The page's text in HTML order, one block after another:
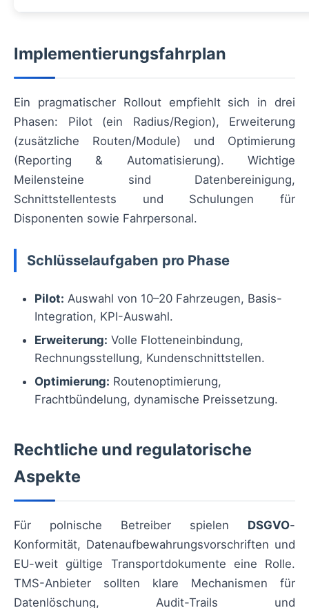
Implementierungsfahrplan
Ein pragmatischer Rollout empfiehlt sich in drei
Phasen: Pilot (ein Radius/Region), Erweiterung
(zusätzliche Routen/Module) und Optimierung
(Reporting & Automatisierung). Wichtige
Meilensteine sind Datenbereinigung,
Schnittstellentests und Schulungen für
Disponenten sowie Fahrpersonal.
Schlüsselaufgaben pro Phase
Pilot: Auswahl von 10–20 Fahrzeugen, Basis-
Integration, KPI-Auswahl.
Erweiterung: Volle Flotteneinbindung,
Rechnungsstellung, Kundenschnittstellen.
Optimierung: Routenoptimierung,
Frachtbündelung, dynamische Preissetzung.
Rechtliche und regulatorische
Aspekte
Für polnische Betreiber spielen DSGVO-
Konformität, Datenaufbewahrungsvorschriften und
EU-weit gültige Transportdokumente eine Rolle.
TMS-Anbieter sollten klare Mechanismen für
Datenlöschung, Audit-Trails und